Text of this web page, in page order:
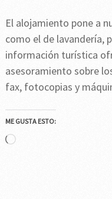
El alojamiento pone a
como el de lavandería,
información turística
asesoramiento sobre
fax, fotocopias y
ME GUSTA ESTO:
Cargando...